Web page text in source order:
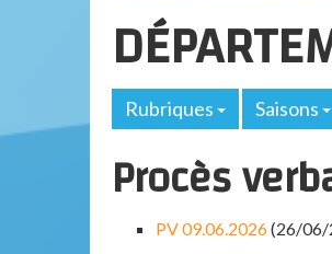
Rubriques Saisons
Procès
PV 09.06.2026(26/06/